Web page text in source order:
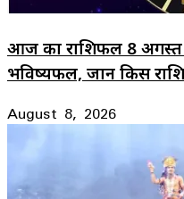
आज का राशिफल 8 अगस्त
भविष्यफल, जानें किस
August 8, 2026